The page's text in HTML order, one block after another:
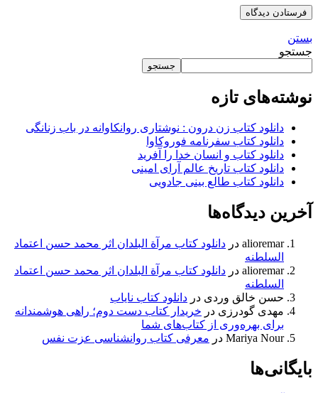
بستن
جستجو
جستجو
نوشته‌های تازه
دانلود کتاب زن درون : نوشتاری روانکاوانه در باب زنانگی
دانلود کتاب سفرنامه فوروکاوا
دانلود کتاب و انسان خدا را آفرید
دانلود کتاب تاریخ عالم آرای امینی
دانلود کتاب طالع بینی جادویی
آخرین دیدگاه‌ها
alioremar در دانلود کتاب مرآة البلدان اثر محمد حسن اعتماد
السلطنه
alioremar در دانلود کتاب مرآة البلدان اثر محمد حسن اعتماد
السلطنه
حسن خالق وردی در دانلود کتاب نایاب
مهدی گودرزی در خریدار کتاب دست دوم؛ راهی هوشمندانه
برای بهره‌وری از کتاب‌های شما
Mariya Nour در معرفی کتاب روانشناسی عزت نفس
بایگانی‌ها